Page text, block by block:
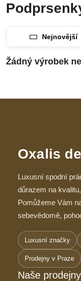
Nejnovější
Oxalis
Luxusní spodní
důrazem na
Pomůžeme Vám
sebevědomě,
Luxusní značky
Prodejny v Praze
Naše prodejny